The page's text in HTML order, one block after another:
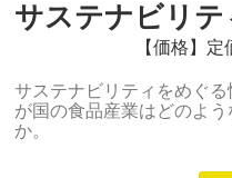
サステナビリテ
【価格】定
サステナビリティをめぐ
が国の食品産業はどのよ
か。